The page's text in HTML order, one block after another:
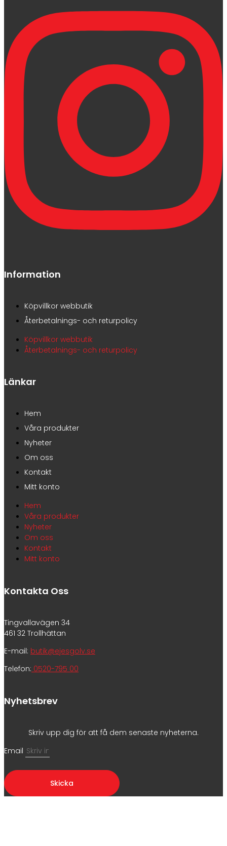
Information
Köpvillkor webbutik
Återbetalnings- och returpolicy
Köpvillkor webbutik
Återbetalnings- och returpolicy
Länkar
Hem
Våra produkter
Nyheter
Om oss
Kontakt
Mitt konto
Hem
Våra produkter
Nyheter
Om oss
Kontakt
Mitt konto
Kontakta Oss
Tingvallavägen 34
461 32 Trollhättan
E-mail: butik@ejesgolv.se
Telefon: 0520-795 00
Nyhetsbrev
Skriv upp dig för att få dem senaste nyheterna.
Email
Skicka